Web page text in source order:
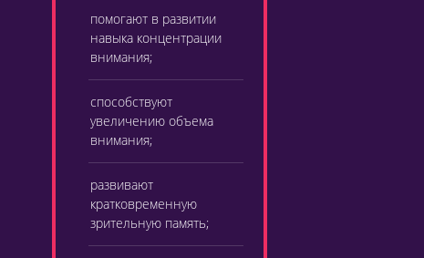
помогают в развитии
навыка концентрации
внимания;
способствуют
увеличению объема
внимания;
развивают
кратковременную
зрительную память;